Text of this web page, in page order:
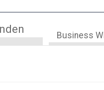
Business